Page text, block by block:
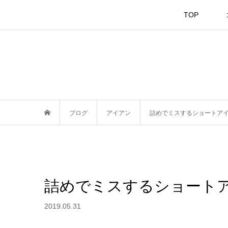
TOP
ブログ アイアン 詰めでミスするショートア
詰めでミスするショート
2019.05.31